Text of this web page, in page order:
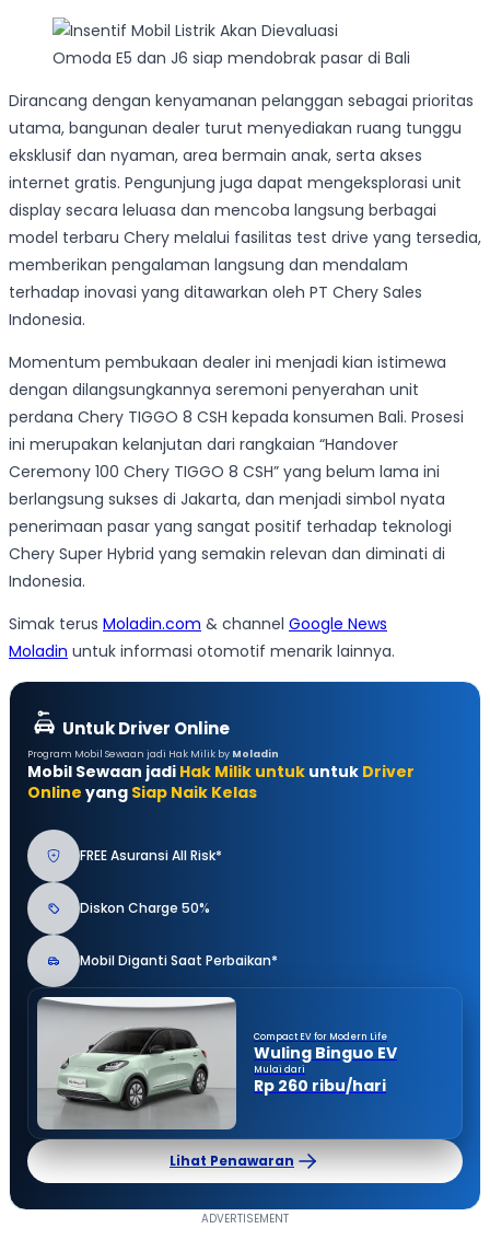
Omoda E5 dan J6 siap mendobrak pasar di Bali
Dirancang dengan kenyamanan pelanggan sebagai prioritas
utama, bangunan dealer turut menyediakan ruang tunggu
eksklusif dan nyaman, area bermain anak, serta akses
internet gratis. Pengunjung juga dapat mengeksplorasi unit
display secara leluasa dan mencoba langsung berbagai
model terbaru Chery melalui fasilitas test drive yang tersedia,
memberikan pengalaman langsung dan mendalam
terhadap inovasi yang ditawarkan oleh PT Chery Sales
Indonesia.
Momentum pembukaan dealer ini menjadi kian istimewa
dengan dilangsungkannya seremoni penyerahan unit
perdana Chery TIGGO 8 CSH kepada konsumen Bali. Prosesi
ini merupakan kelanjutan dari rangkaian “Handover
Ceremony 100 Chery TIGGO 8 CSH” yang belum lama ini
berlangsung sukses di Jakarta, dan menjadi simbol nyata
penerimaan pasar yang sangat positif terhadap teknologi
Chery Super Hybrid yang semakin relevan dan diminati di
Indonesia.
Simak terus Moladin.com & channel Google News
Moladin untuk informasi otomotif menarik lainnya.
Untuk Driver Online
Program Mobil Sewaan jadi Hak Milik by Moladin
Mobil Sewaan jadi Hak Milik untuk untuk Driver
Online yang Siap Naik Kelas
FREE Asuransi All Risk*
Diskon Charge 50%
Mobil Diganti Saat Perbaikan*
Compact EV for Modern Life
Wuling Binguo EV
Mulai dari
Rp 260 ribu/hari
Lihat Penawaran